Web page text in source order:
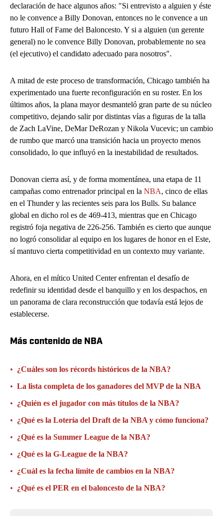
declaración de hace algunos años: "Si entrevisto a alguien y éste
no le convence a Billy Donovan, entonces no le convence a un
futuro Hall of Fame del Baloncesto. Y si a alguien (un gerente
general) no le convence Billy Donovan, probablemente no sea
(el ejecutivo) el candidato adecuado para nosotros".
A mitad de este proceso de transformación, Chicago también ha
experimentado una fuerte reconfiguración en su roster. En los
últimos años, la plana mayor desmanteló gran parte de su núcleo
competitivo, dejando salir por distintas vías a figuras de la talla
de Zach LaVine, DeMar DeRozan y Nikola Vucevic; un cambio
de rumbo que marcó una transición hacia un proyecto menos
consolidado, lo que influyó en la inestabilidad de resultados.
Donovan cierra así, y de forma momentánea, una etapa de 11
campañas como entrenador principal en la NBA, cinco de ellas
en el Thunder y las recientes seis para los Bulls. Su balance
global en dicho rol es de 469-413, mientras que en Chicago
registró foja negativa de 226-256. También es cierto que aunque
no logró consolidar al equipo en los lugares de honor en el Este,
sí mantuvo cierta competitividad en un contexto muy variante.
Ahora, en el mítico United Center enfrentan el desafío de
redefinir su identidad desde el banquillo y en los despachos, en
un panorama de clara reconstrucción que todavía está lejos de
establecerse.
Más contenido de NBA
• ¿Cuáles son los récords históricos de la NBA?
• La lista completa de los ganadores del MVP de la NBA
• ¿Quién es el jugador con más títulos de la NBA?
• ¿Qué es la Lotería del Draft de la NBA y cómo funciona?
• ¿Qué es la Summer League de la NBA?
• ¿Qué es la G-League de la NBA?
• ¿Cuál es la fecha límite de cambios en la NBA?
• ¿Qué es el PER en el baloncesto de la NBA?